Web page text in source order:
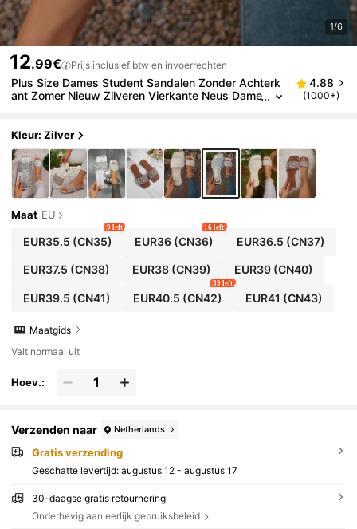
1/6
12.99€ Prijs inclusief btw en invoerrechten
Plus Size Dames Student Sandalen Zonder Achterk
ant Zomer Nieuw Zilveren Vierkante Neus Dame
4.88
(1000+)
Kleur: Zilver
Maat EU
EUR35.5 (CN35)
9 left
EUR36 (CN36)
16 left
EUR36.5 (CN37)
EUR37.5 (CN38) EUR38 (CN39) EUR39(CN40)
EUR39.5 (CN41) EUR40.5 (CN42)
39 left
EUR41 (CN43)
Maatgids
Valt normaal uit
Hoev.:
Verzenden naar Netherlands
Gratis verzending
Geschatte levertijd: augustus 12 - augustus 17
30-daagse gratis retournering
Onderhevig aan eerlijk gebruiksbeleid